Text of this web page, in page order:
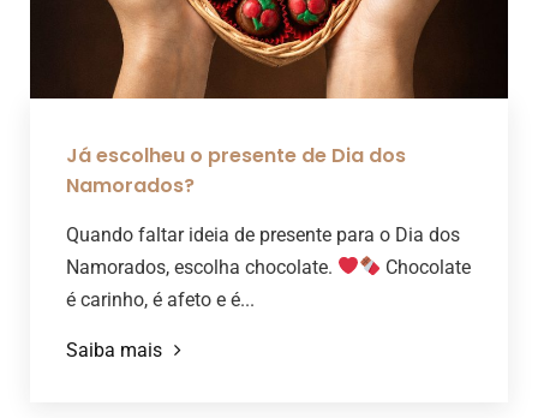
Já escolheu o presente de Dia dos
Namorados?
Quando faltar ideia de presente para o Dia dos
Namorados, escolha chocolate.
Chocolate
é carinho, é afeto e é...
Saiba mais